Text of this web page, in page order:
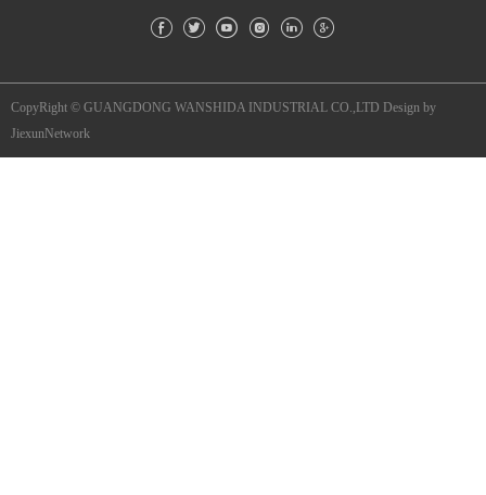
CopyRight © GUANGDONG WANSHIDA INDUSTRIAL CO.,LTD Design by
JiexunNetwork